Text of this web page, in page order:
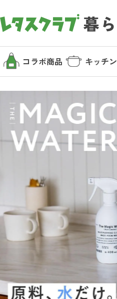
コラボ商品 キッチン
カテゴリから探す
コラボ商品
ファッション
コスメ・ケア
読みもの
暮らしの店について
暮らしの店について
お知らせ
ご利用ガイド
お問い合わせ